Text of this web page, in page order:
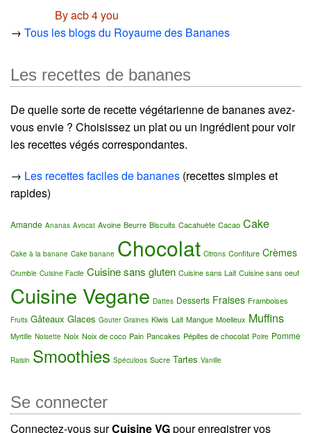
By acb 4 you
→ Tous les blogs du Royaume des Bananes
Les recettes de bananes
De quelle sorte de recette végétarienne de bananes avez-
vous envie ? Choisissez un plat ou un ingrédient pour voir
les recettes végés correspondantes.
→ Les recettes faciles de bananes (recettes simples et
rapides)
Amande Ananas Avocat Avoine Beurre Biscuits Cacahuète Cacao Cake
Cake à la banane Cake banane Chocolat Citrons Confiture Crèmes
Crumble Cuisine Facile Cuisine sans gluten Cuisine sans Lait Cuisine sans oeuf
Cuisine Vegane Dattes Desserts Fraises Framboises
Fruits Gâteaux Glaces Gouter Graines Kiwis Lait Mangue Moelleux Muffins
Myrtille Noisette Noix Noix de coco Pain Pancakes Pépites de chocolat Poire Pomme
Raisin Smoothies Spéculoos Sucre Tartes Vanille
Se connecter
Connectez-vous surCuisine VGpour enregistrer vos